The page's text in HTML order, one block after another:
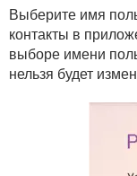
Выберите имя
контакты в
выборе имени
нельзя будет